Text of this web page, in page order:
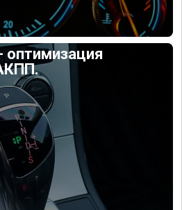
оптимизация